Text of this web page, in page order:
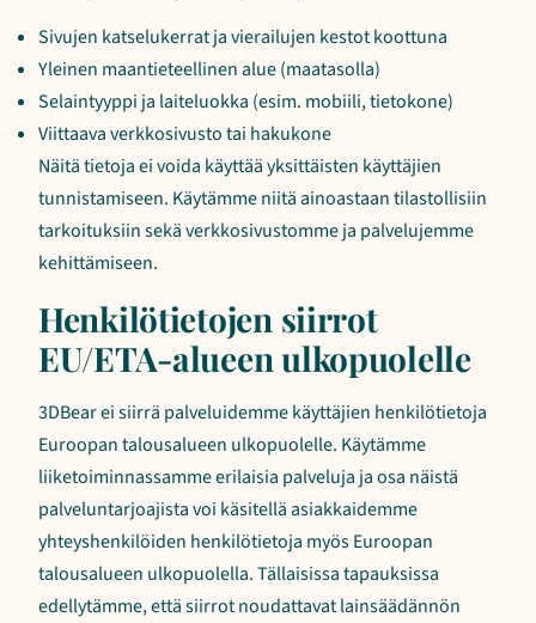
Sivujen katselukerrat ja vierailujen kestot koottuna
Yleinen maantieteellinen alue (maatasolla)
Selaintyyppi ja laiteluokka (esim. mobiili, tietokone)
Viittaava verkkosivusto tai hakukone
Näitä tietoja ei voida käyttää yksittäisten käyttäjien
tunnistamiseen. Käytämme niitä ainoastaan tilastollisiin
tarkoituksiin sekä verkkosivustomme ja palvelujemme
kehittämiseen.
Henkilötietojen siirrot
EU/ETA-alueen ulkopuolelle
3DBear ei siirrä palveluidemme käyttäjien henkilötietoja
Euroopan talousalueen ulkopuolelle. Käytämme
liiketoiminnassamme erilaisia palveluja ja osa näistä
palveluntarjoajista voi käsitellä asiakkaidemme
yhteyshenkilöiden henkilötietoja myös Euroopan
talousalueen ulkopuolella. Tällaisissa tapauksissa
edellytämme, että siirrot noudattavat lainsäädännön